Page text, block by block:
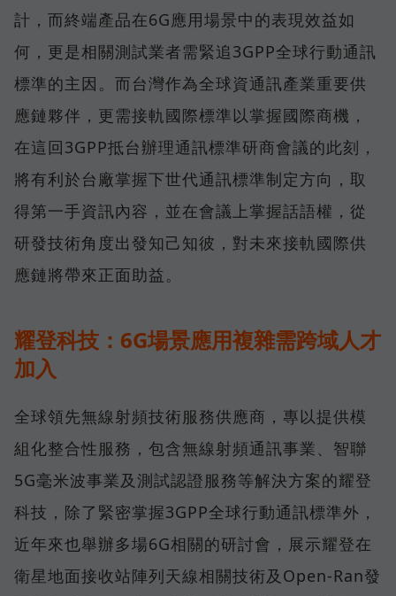
計，而終端產品在6G應用場景中的表現效益如
何，更是相關測試業者需緊追3GPP全球行動通訊
標準的主因。而台灣作為全球資通訊產業重要供
應鏈夥伴，更需接軌國際標準以掌握國際商機，
在這回3GPP抵台辦理通訊標準研商會議的此刻，
將有利於台廠掌握下世代通訊標準制定方向，取
得第一手資訊內容，並在會議上掌握話語權，從
研發技術角度出發知己知彼，對未來接軌國際供
應鏈將帶來正面助益。
耀登科技：6G場景應用複雜需跨域人才
加入
全球領先無線射頻技術服務供應商，專以提供模
組化整合性服務，包含無線射頻通訊事業、智聯
5G毫米波事業及測試認證服務等解決方案的耀登
科技，除了緊密掌握3GPP全球行動通訊標準外，
近年來也舉辦多場6G相關的研討會，展示耀登在
衛星地面接收站陣列天線相關技術及Open-Ran發